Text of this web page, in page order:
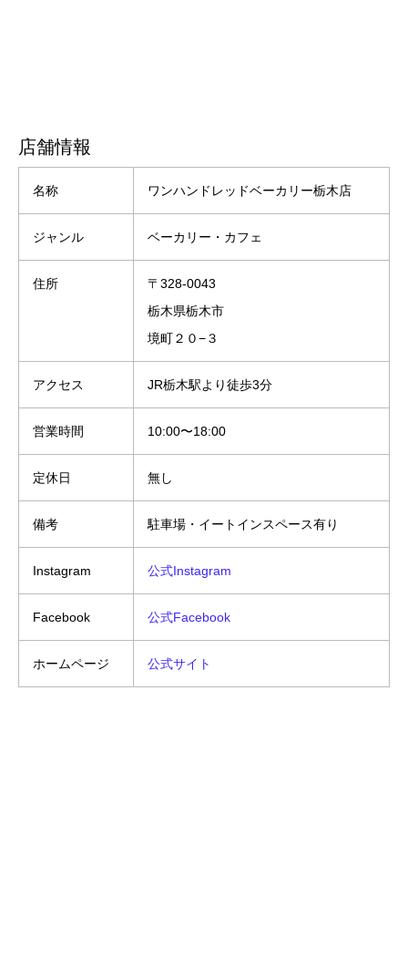
店舗情報
名称 ワンハンドレッドベーカリー栃木店
ジャンル ベーカリー・カフェ
住所
〒328-0043
栃木県栃木市
境町２０−３
アクセス JR栃木駅より徒歩3分
営業時間 10:00〜18:00
定休日 無し
備考 駐車場・イートインスペース有り
Instagram 公式Instagram
Facebook 公式Facebook
ホームページ 公式サイト